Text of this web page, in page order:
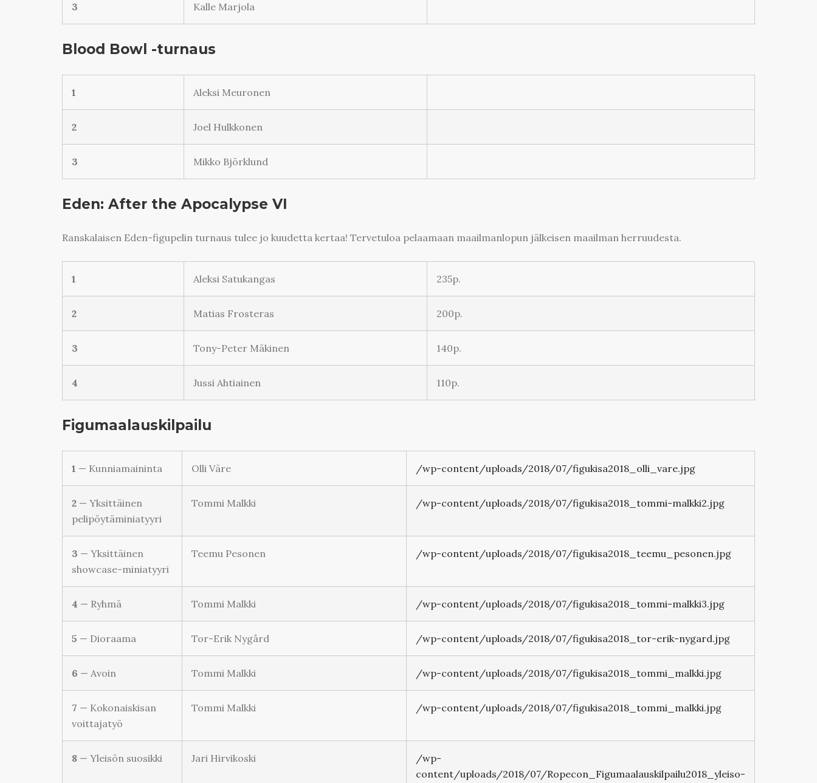
3 Kalle Marjola
Blood Bowl -turnaus
1 Aleksi Meuronen
2 Joel Hulkkonen
3 Mikko Björklund
Eden: After the Apocalypse VI
Ranskalaisen Eden-figupelin turnaus tulee jo kuudetta kertaa! Tervetuloa pelaamaan maailmanlopun jälkeisen maailman herruudesta.
1 Aleksi Satukangas 235p.
2 Matias Frosteras 200p.
3 Tony-Peter Mäkinen 140p.
4 Jussi Ahtiainen 110p.
Figumaalauskilpailu
1 — Kunniamaininta Olli Väre /wp-content/uploads/2018/07/figukisa2018_olli_vare.jpg
2 — Yksittäinen
pelipöytäminiatyyri
Tommi Malkki /wp-content/uploads/2018/07/figukisa2018_tommi-malkki2.jpg
3 — Yksittäinen
showcase-miniatyyri
Teemu Pesonen /wp-content/uploads/2018/07/figukisa2018_teemu_pesonen.jpg
4 — Ryhmä Tommi Malkki /wp-content/uploads/2018/07/figukisa2018_tommi-malkki3.jpg
5 — Dioraama Tor-Erik Nygård /wp-content/uploads/2018/07/figukisa2018_tor-erik-nygard.jpg
6 — Avoin Tommi Malkki /wp-content/uploads/2018/07/figukisa2018_tommi_malkki.jpg
7 — Kokonaiskisan
voittajatyö
Tommi Malkki /wp-content/uploads/2018/07/figukisa2018_tommi_malkki.jpg
8 — Yleisön suosikki Jari Hirvikoski
/wp-
content/uploads/2018/07/Ropecon_Figumaalauskilpailu2018_yleiso-